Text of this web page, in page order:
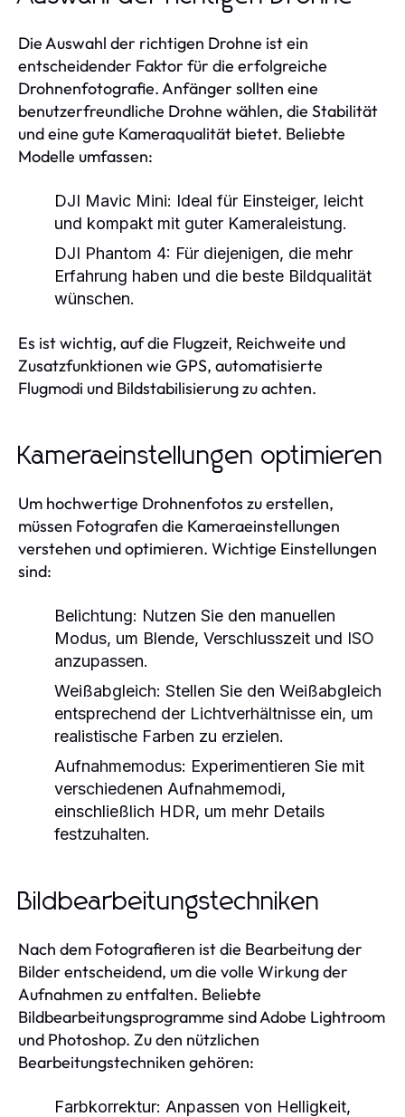
Die Auswahl der richtigen Drohne ist ein
entscheidender Faktor für die erfolgreiche
Drohnenfotografie. Anfänger sollten eine
benutzerfreundliche Drohne wählen, die Stabilität
und eine gute Kameraqualität bietet. Beliebte
Modelle umfassen:
DJI Mavic Mini: Ideal für Einsteiger, leicht
und kompakt mit guter Kameraleistung.
DJI Phantom 4: Für diejenigen, die mehr
Erfahrung haben und die beste Bildqualität
wünschen.
Es ist wichtig, auf die Flugzeit, Reichweite und
Zusatzfunktionen wie GPS, automatisierte
Flugmodi und Bildstabilisierung zu achten.
Kameraeinstellungen optimieren
Um hochwertige Drohnenfotos zu erstellen,
müssen Fotografen die Kameraeinstellungen
verstehen und optimieren. Wichtige Einstellungen
sind:
Belichtung: Nutzen Sie den manuellen
Modus, um Blende, Verschlusszeit und ISO
anzupassen.
Weißabgleich: Stellen Sie den Weißabgleich
entsprechend der Lichtverhältnisse ein, um
realistische Farben zu erzielen.
Aufnahmemodus: Experimentieren Sie mit
verschiedenen Aufnahmemodi,
einschließlich HDR, um mehr Details
festzuhalten.
Bildbearbeitungstechniken
Nach dem Fotografieren ist die Bearbeitung der
Bilder entscheidend, um die volle Wirkung der
Aufnahmen zu entfalten. Beliebte
Bildbearbeitungsprogramme sind Adobe Lightroom
und Photoshop. Zu den nützlichen
Bearbeitungstechniken gehören:
Farbkorrektur: Anpassen von Helligkeit,